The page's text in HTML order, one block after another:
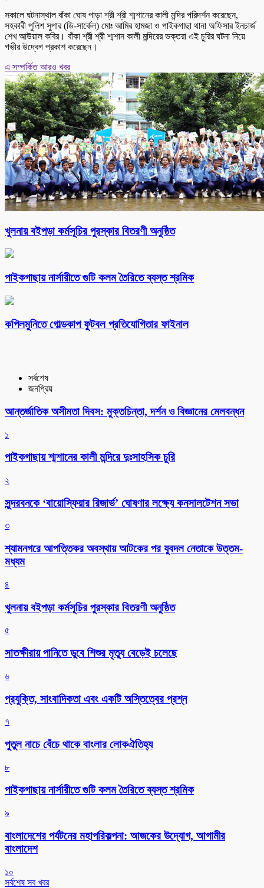
সকালে ঘটনাস্থাল বাঁকা ঘোষ পাড়া শ্রী শ্রী শ্মশানের কালী মন্দির পরিদর্শন করেছেন,
সহকারী পুলিশ সুপার (ডি-সার্কেল) মোঃ আমির হামজা ও পাইকগাছা থানা অফিসার ইনচার্জ
শেখ আউয়াল কবির। বাঁকা শ্রী শ্রী শ্মশান কালী মন্দিরের ভক্তরা এই চুরির ঘটনা নিয়ে
গভীর উদ্বেগ প্রকাশ করেছেন।
এ সম্পর্কিত আরও খবর
খুলনায় বইপড়া কর্মসূচির পুরস্কার বিতরণী অনুষ্ঠিত
পাইকগাছায় নার্সারীতে গুটি কলম তৈরিতে ব্যস্ত শ্রমিক
কপিলমুনিতে গোল্ডকাপ ফুটবল প্রতিযোগিতার ফাইনাল
সর্বশেষ
জনপ্রিয়
আন্তর্জাতিক অসীমতা দিবস: মুক্তচিন্তা, দর্শন ও বিজ্ঞানের মেলবন্ধন
১
পাইকগাছায় শ্মশানের কালী মন্দিরে দুঃসাহসিক চুরি
২
সুন্দরবনকে ‘বায়োস্ফিয়ার রিজার্ভ’ ঘোষণার লক্ষ্যে কনসালটেশন সভা
৩
শ্যামনগরে আপত্তিকর অবস্থায় আটকের পর যুবদল নেতাকে উত্তম-
মধ্যম
৪
খুলনায় বইপড়া কর্মসূচির পুরস্কার বিতরণী অনুষ্ঠিত
৫
সাতক্ষীরায় পানিতে ডুবে শিশুর মৃত্যু বেড়েই চলেছে
৬
প্রযুক্তি, সাংবাদিকতা এবং একটি অস্তিত্বের প্রশ্ন
৭
পুতুল নাচে বেঁচে থাকে বাংলার লোকঐতিহ্য
৮
পাইকগাছায় নার্সারীতে গুটি কলম তৈরিতে ব্যস্ত শ্রমিক
৯
বাংলাদেশের পর্যটনের মহাপরিকল্পনা: আজকের উদ্যোগ, আগামীর
বাংলাদেশ
১০
সর্বশেষ সব খবর